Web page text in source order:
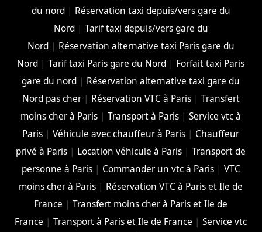
du nord| Réservation taxi depuis/vers gare du
Nord| Tarif taxi depuis/vers gare du
Nord| Réservation alternative taxi Paris gare du
Nord |Tarif taxi Paris gare du Nord | Forfait taxi Paris
gare du nord | Réservation alternative taxi gare du
Nord pas cher| Réservation VTC à Paris| Transfert
moins cher à Paris |Transport à Paris |Service vtc à
Paris |Véhicule avec chauffeur à Paris | Chauffeur
privé à Paris | Location véhicule à Paris |Transport de
personne à Paris| Commander un vtc à Paris| VTC
moins cher à Paris | Réservation VTC à Paris et Ile de
France |Transfert moins cher à Paris et Ile de
France |Transport à Paris et Ile de France |Service vtc